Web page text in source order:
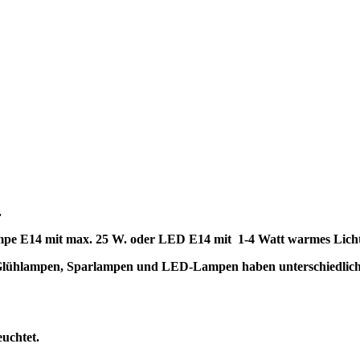
E14 mit max. 25 W. oder LED E14 mit 1-4 Watt warmes
Sparlampen und LED-Lampen haben